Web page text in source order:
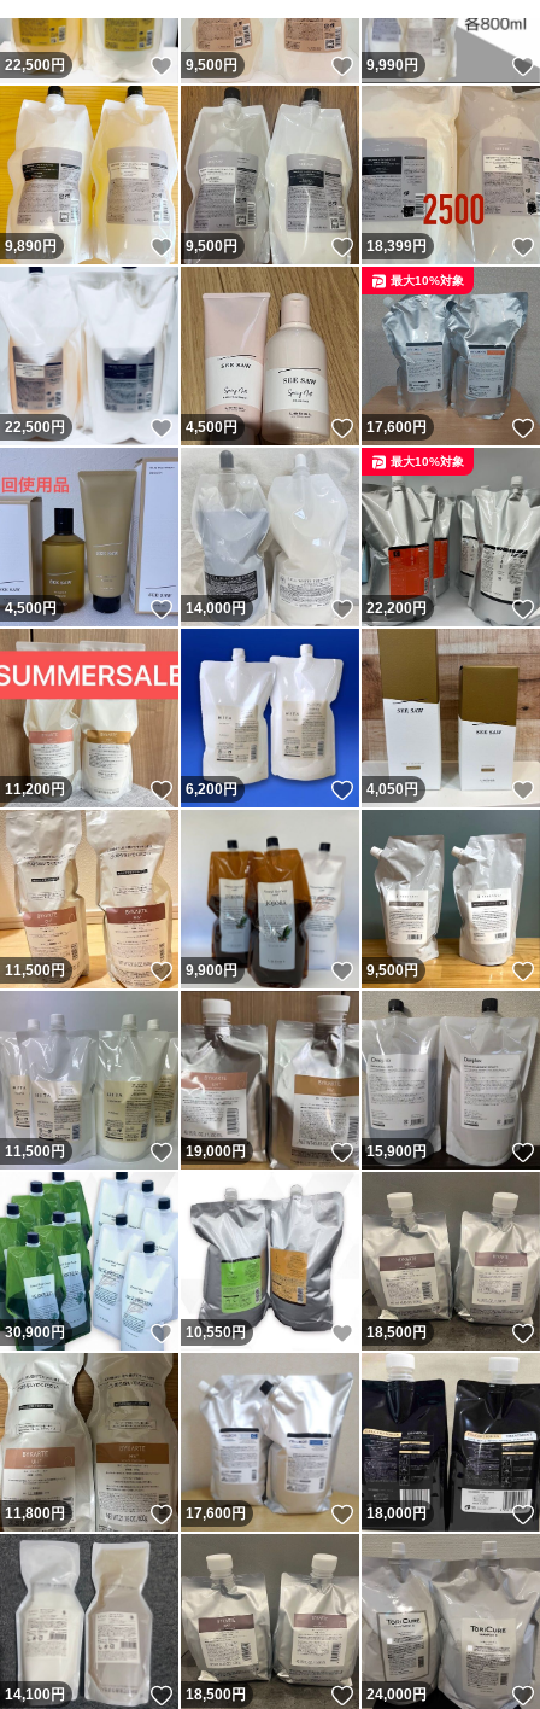
22,500円 いいね！
9,500円 いいね！
9,990円
9,890円 いいね！
9,500円 いいね！
18,399円
22,500円 いいね！
4,500円 いいね！
17,600円
最大10%対象
4,500円 いいね！
14,000円 いいね！
22,200円
最大10%対象
11,200円 いいね！
6,200円 いいね！
4,050円
11,500円 いいね！
9,900円 いいね！
9,500円
11,500円 いいね！
19,000円 いいね！
15,900円
30,900円 いいね！
10,550円 いいね！
18,500円
11,800円 いいね！
17,600円 いいね！
18,000円
14,100円 いいね！
18,500円 いいね！
24,000円